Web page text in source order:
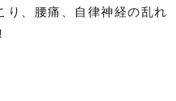
り、腰痛、自律神経の乱れ